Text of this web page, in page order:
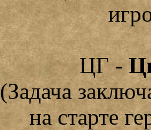
ЦГ -
(Задача
на старте